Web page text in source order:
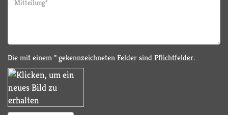
Die mit einem * gekennzeichneten Felder sind Pflichtfelder.